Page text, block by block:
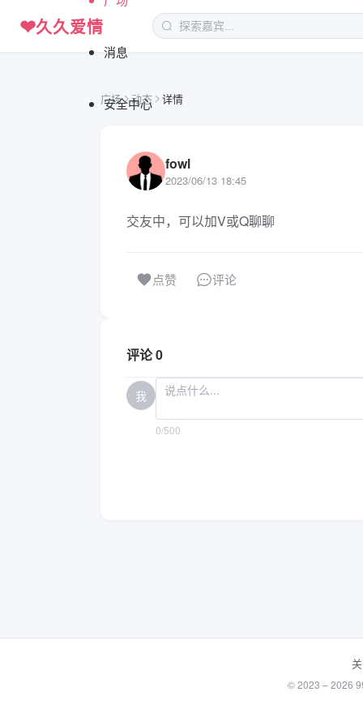
❤久久爱情
消息
安全中心
广场 动态 详情
fowl
2023/06/13 18:45
交友中，可以加V或Q聊聊
点赞 评论
评论 0
我
0/500
© 2023 – 2026